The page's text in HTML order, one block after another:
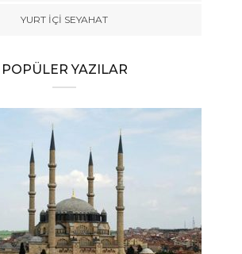
YURT İÇİ SEYAHAT
POPÜLER YAZILAR